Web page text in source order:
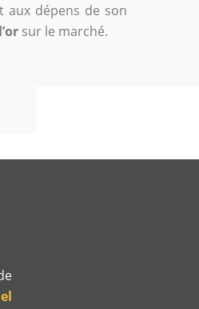
aux dépens de son
sur le marché.